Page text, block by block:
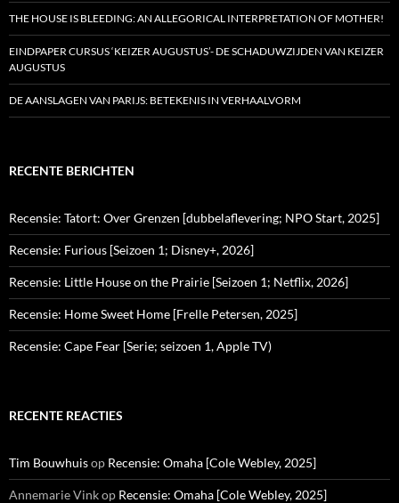
THE HOUSE IS BLEEDING: AN ALLEGORICAL INTERPRETATION OF MOTHER!
EINDPAPER CURSUS ‘KEIZER AUGUSTUS’- DE SCHADUWZIJDEN VAN KEIZER
AUGUSTUS
DE AANSLAGEN VAN PARIJS: BETEKENIS IN VERHAALVORM
RECENTE BERICHTEN
Recensie: Tatort: Over Grenzen [dubbelaflevering; NPO Start, 2025]
Recensie: Furious [Seizoen 1; Disney+, 2026]
Recensie: Little House on the Prairie [Seizoen 1; Netflix, 2026]
Recensie: Home Sweet Home [Frelle Petersen, 2025]
Recensie: Cape Fear [Serie; seizoen 1, Apple TV)
RECENTE REACTIES
Tim Bouwhuisop Recensie: Omaha [Cole Webley, 2025]
Annemarie Vinkop Recensie: Omaha [Cole Webley, 2025]